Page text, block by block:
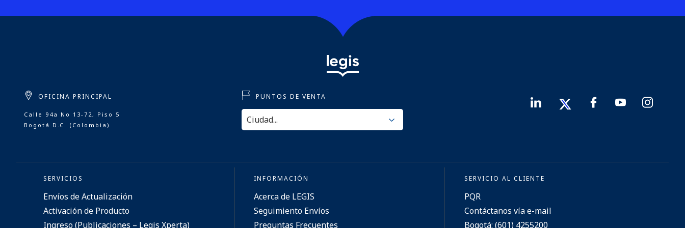
OFICINA PRINCIPAL
Calle 94a No 13-72, Piso 5
Bogotá D.C. (Colombia)
PUNTOS DE VENTA
SERVICIOS
Envíos de Actualización
Activación de Producto
Ingreso (Publicaciones – Legis Xperta)
INFORMACIÓN
Acerca de LEGIS
Seguimiento Envíos
Preguntas Frecuentes
SERVICIO AL CLIENTE
PQR
Contáctanos vía e-mail
Bogotá: (601) 4255200